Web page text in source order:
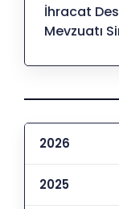
İhracat
Mevzuatı
2026
2025